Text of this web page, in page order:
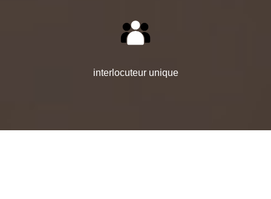
interlocuteur unique